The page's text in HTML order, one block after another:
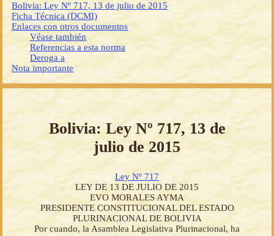
Bolivia: Ley Nº 717, 13 de julio de 2015
Ficha Técnica (DCMI)
Enlaces con otros documentos
Véase también
Referencias a esta norma
Deroga a
Nota importante
Bolivia: Ley Nº 717, 13 de
julio de 2015
Ley Nº 717
LEY DE 13 DE JULIO DE 2015
EVO MORALES AYMA
PRESIDENTE CONSTITUCIONAL DEL ESTADO
PLURINACIONAL DE BOLIVIA
Por cuando, la Asamblea Legislativa Plurinacional, ha